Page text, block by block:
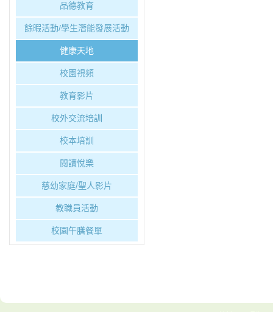
品德教育
餘暇活動/學生潛能發展活動
健康天地
校園視頻
教育影片
校外交流培訓
校本培訓
閱讀悅樂
慈幼家庭/聖人影片
教職員活動
校園午膳餐單